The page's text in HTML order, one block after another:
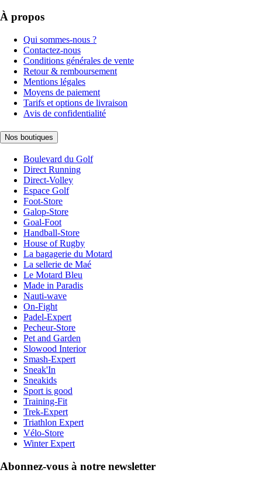
À propos
Qui sommes-nous ?
Contactez-nous
Conditions générales de vente
Retour & remboursement
Mentions légales
Moyens de paiement
Tarifs et options de livraison
Avis de confidentialité
Nos boutiques
Boulevard du Golf
Direct Running
Direct-Volley
Espace Golf
Foot-Store
Galop-Store
Goal-Foot
Handball-Store
House of Rugby
La bagagerie du Motard
La sellerie de Maé
Le Motard Bleu
Made in Paradis
Nauti-wave
On-Fight
Padel-Expert
Pecheur-Store
Pet and Garden
Slowood Interior
Smash-Expert
Sneak'In
Sneakids
Sport is good
Training-Fit
Trek-Expert
Triathlon Expert
Vélo-Store
Winter Expert
Abonnez-vous à notre newsletter